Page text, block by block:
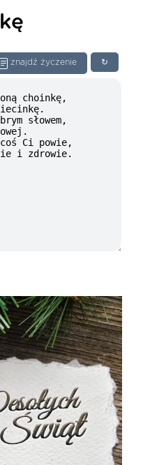
↻
znajdź życzenie